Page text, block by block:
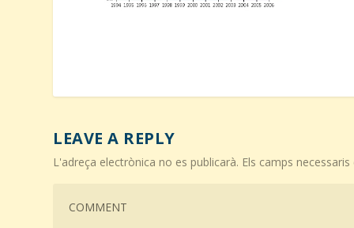
LEAVE A REPLY
L'adreça electrònica no es publicarà. Els camps